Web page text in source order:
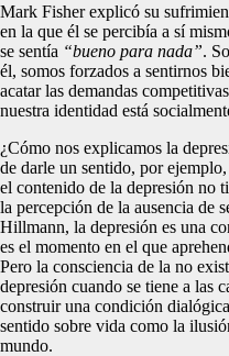
Mark Fisher explicó su
en la que él se percibía a sí
se sentía “bueno para nada”.
él, somos forzados a sentirnos
acatar las demandas
nuestra identidad está
¿Cómo nos explicamos la
de darle un sentido, por
el contenido de la depresión no
la percepción de la ausencia de
Hillmann, la depresión es una
es el momento en el que
Pero la consciencia de la no
depresión cuando se tiene a las
construir una condición
sentido sobre vida como la
mundo.